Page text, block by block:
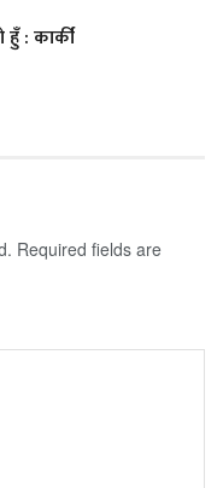
: कार्की
Required fields are